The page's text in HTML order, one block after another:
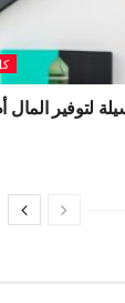
لتوفير المال